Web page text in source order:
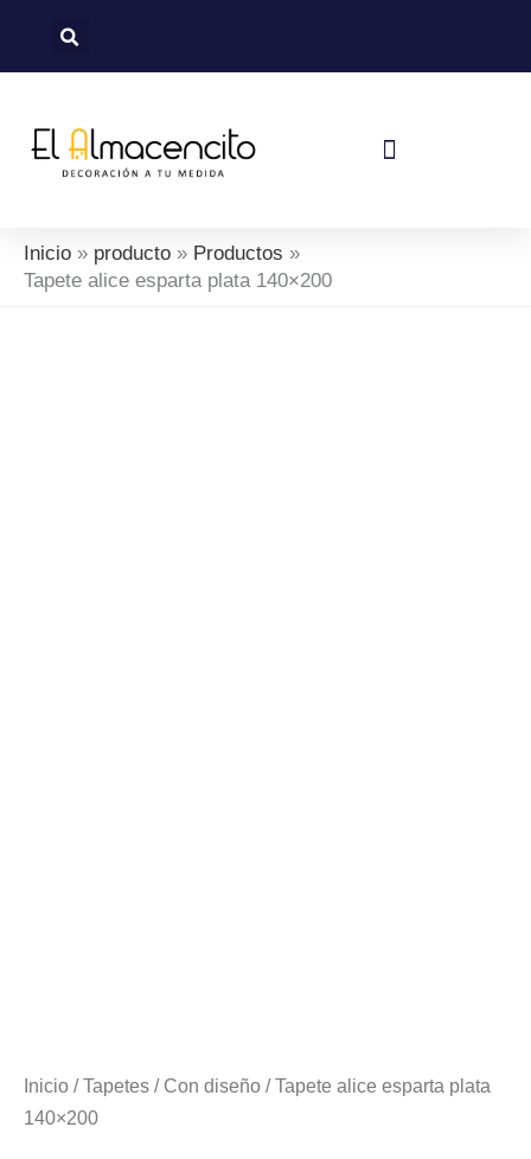
Inicio producto
Productos
Tapete alice esparta plata 140×200
Inicio /Tapetes / Con diseño / Tapete alice esparta plata
140×200